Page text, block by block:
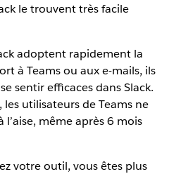
le trouvent très facile
adoptent rapidement la
à Teams ou aux e-mails, ils
sentir efficaces dans Slack.
utilisateurs de Teams ne
l’aise, même après 6 mois
votre outil, vous êtes plus